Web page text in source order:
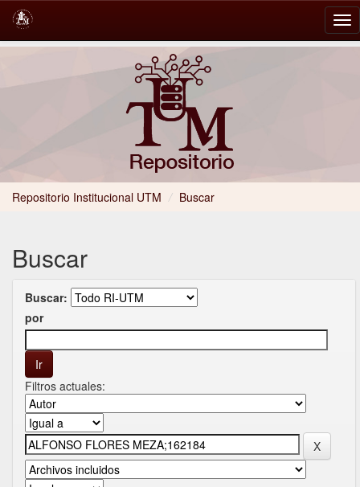
Repositorio Institucional UTM / Buscar
Buscar
Buscar:
por
Filtros actuales: